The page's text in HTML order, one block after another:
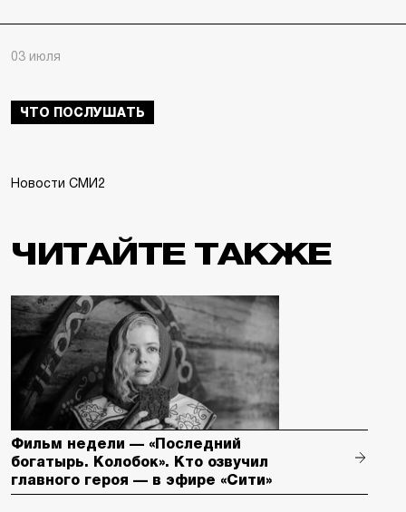
03 июля
ЧТО ПОСЛУШАТЬ
Новости СМИ2
ЧИТАЙТЕ ТАКЖЕ
Фильм недели — «Последний
богатырь. Колобок». Кто озвучил
главного героя — в эфире «Сити»